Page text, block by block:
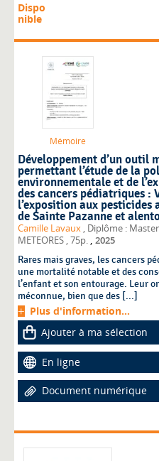
Dispo
nible
Mémoire
Développement d’un outil
permettant l’étude de la
environnementale et de
des cancers pédiatriques :
l’exposition aux
de Sainte Pazanne et
Camille Lavaux , Diplôme :
METEORES , 75p. , 2025
Rares mais graves, les cancers
une mortalité notable et des
l’enfant et son entourage. Leur
méconnue, bien que des [...]
Plus d'information...
Ajouter à ma sélection
En ligne
Document numérique